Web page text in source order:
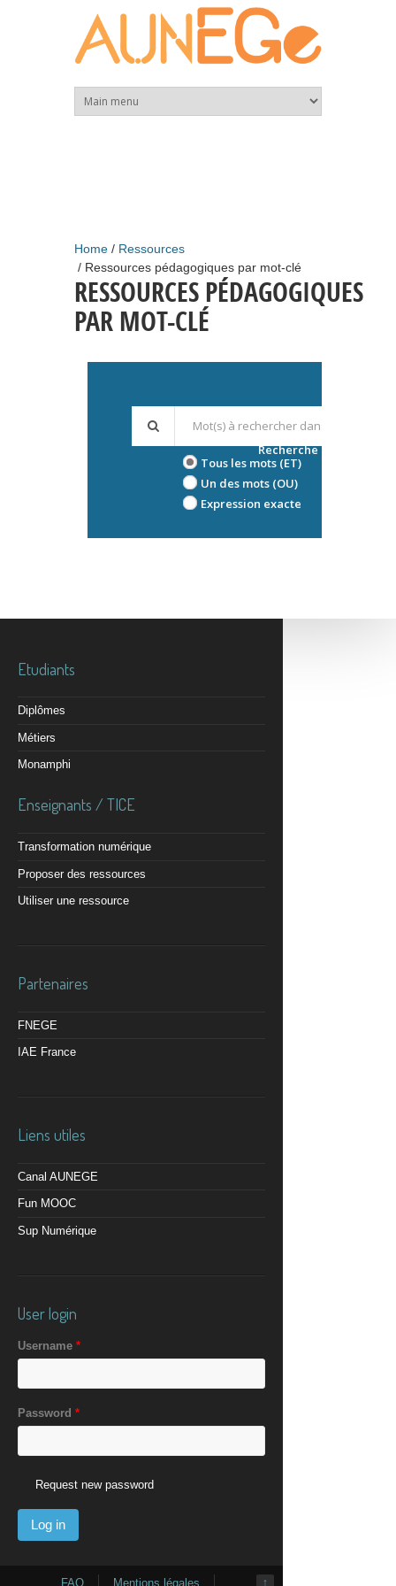
Home
Ressources
Ressources pédagogiques par mot-clé
RESSOURCES PÉDAGOGIQUES
PAR MOT-CLÉ
Tous les mots (ET)
Un des mots (OU)
Expression exacte
Recherche avancée
Etudiants
Diplômes
Métiers
Monamphi
Enseignants / TICE
Transformation numérique
Proposer des ressources
Utiliser une ressource
Partenaires
FNEGE
IAE France
Liens utiles
Canal AUNEGE
Fun MOOC
Sup Numérique
User login
Username *
Password *
Request new password
↑
FAQ Mentions légales